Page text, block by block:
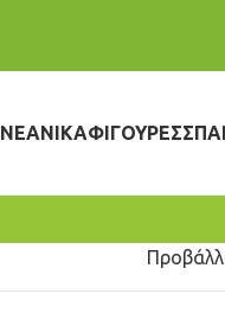
ΝΕΑΝΙΚΆΦΙΓΟΎΡΕΣ